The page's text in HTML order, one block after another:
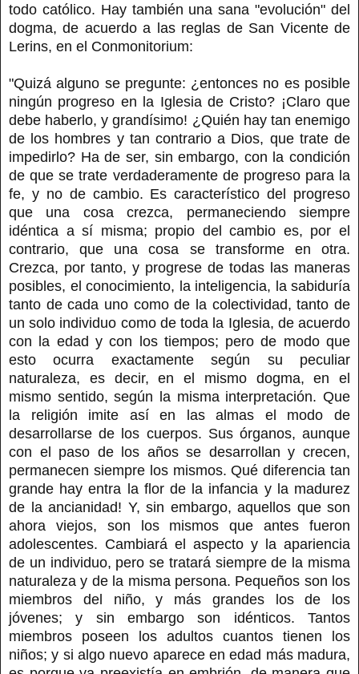
todo católico. Hay también una sana "evolución" del
dogma, de acuerdo a las reglas de San Vicente de
Lerins, en el Conmonitorium:
"Quizá alguno se pregunte: ¿entonces no es posible
ningún progreso en la Iglesia de Cristo? ¡Claro que
debe haberlo, y grandísimo! ¿Quién hay tan enemigo
de los hombres y tan contrario a Dios, que trate de
impedirlo? Ha de ser, sin embargo, con la condición
de que se trate verdaderamente de progreso para la
fe, y no de cambio. Es característico del progreso
que una cosa crezca, permaneciendo siempre
idéntica a sí misma; propio del cambio es, por el
contrario, que una cosa se transforme en otra.
Crezca, por tanto, y progrese de todas las maneras
posibles, el conocimiento, la inteligencia, la sabiduría
tanto de cada uno como de la colectividad, tanto de
un solo individuo como de toda la Iglesia, de acuerdo
con la edad y con los tiempos; pero de modo que
esto ocurra exactamente según su peculiar
naturaleza, es decir, en el mismo dogma, en el
mismo sentido, según la misma interpretación. Que
la religión imite así en las almas el modo de
desarrollarse de los cuerpos. Sus órganos, aunque
con el paso de los años se desarrollan y crecen,
permanecen siempre los mismos. Qué diferencia tan
grande hay entra la flor de la infancia y la madurez
de la ancianidad! Y, sin embargo, aquellos que son
ahora viejos, son los mismos que antes fueron
adolescentes. Cambiará el aspecto y la apariencia
de un individuo, pero se tratará siempre de la misma
naturaleza y de la misma persona. Pequeños son los
miembros del niño, y más grandes los de los
jóvenes; y sin embargo son idénticos. Tantos
miembros poseen los adultos cuantos tienen los
niños; y si algo nuevo aparece en edad más madura,